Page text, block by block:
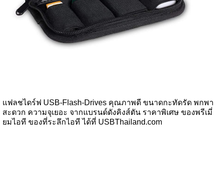
แฟลชไดร์ฟ USB-Flash-Drives คุณภาพดี ขนาดกะทัดรัด พกพา
สะดวก ความจุเยอะ จากแบรนด์ดังคิงส์ตัน ราคาพิเศษ ของพรีเมี่
ยมไอที ของที่ระลึกไอที ได้ที่ USBThailand.com